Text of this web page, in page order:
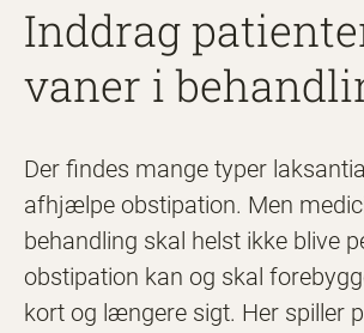
Inddrag
vaner i
Der findes mange typer
afhjælpe obstipation. Men
behandling skal helst ikke blive
obstipation kan og skal
kort og længere sigt. Her spiller